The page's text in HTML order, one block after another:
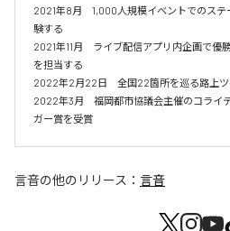
2021年8月　1,000人規模イベントでのス
験する
2021年11月　ライブ配信アプリ内企画で優
を担当する
2022年2月22日　全国22箇所を巡る路上ツ
2022年3月　福岡都市協議会主催のコライ
ガー賞を受賞
言音の他のリリース： 言音